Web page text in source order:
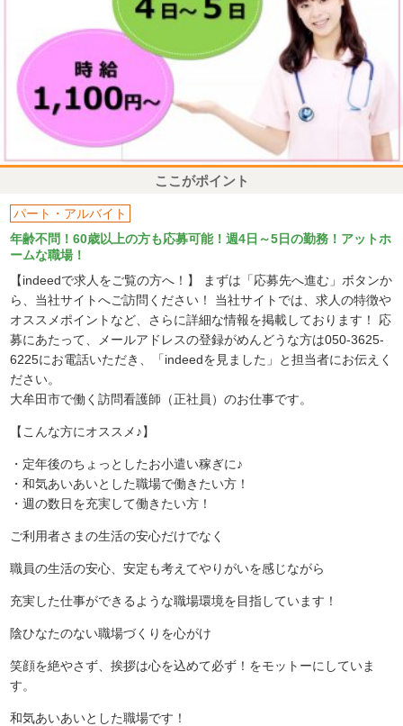
ここがポイント
パート・アルバイト
年齢不問！60歳以上の方も応募可能！週4日～5日の勤務！アットホ
ームな職場！
【indeedで求人をご覧の方へ！】 まずは「応募先へ進む」ボタンか
ら、当社サイトへご訪問ください！ 当社サイトでは、求人の特徴や
オススメポイントなど、さらに詳細な情報を掲載しております！ 応
募にあたって、メールアドレスの登録がめんどうな方は050-3625-
6225にお電話いただき、「indeedを見ました」と担当者にお伝えく
ださい。
大牟田市で働く訪問看護師（正社員）のお仕事です。
【こんな方にオススメ♪】
・定年後のちょっとしたお小遣い稼ぎに♪
・和気あいあいとした職場で働きたい方！
・週の数日を充実して働きたい方！
ご利用者さまの生活の安心だけでなく
職員の生活の安心、安定も考えてやりがいを感じながら
充実した仕事ができるような職場環境を目指しています！
陰ひなたのない職場づくりを心がけ
笑顔を絶やさず、挨拶は心を込めて必ず！をモットーにしていま
す。
和気あいあいとした職場です！